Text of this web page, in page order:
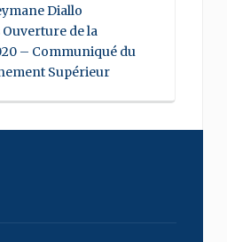
Diallo
Ouverture de la
– Communiqué du
Supérieur